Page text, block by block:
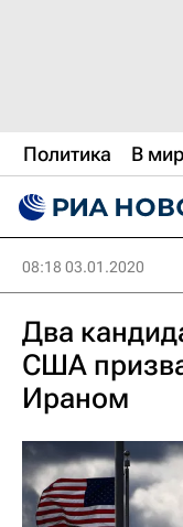
Политика В
08:18 03.01.2020
Два
США
Ираном